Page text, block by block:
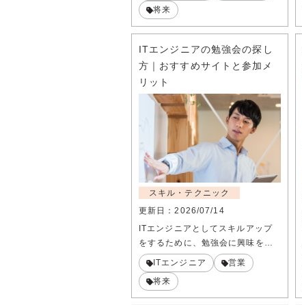
将来
ITエンジニアの勉強会の探し
方｜おすすめサイトと参加メ
リット
スキル・テクニック
更新日：2026/07/14
ITエンジニアとしてスキルアップ
をするために、勉強会に興味を…
ITエンジニア
営業
将来